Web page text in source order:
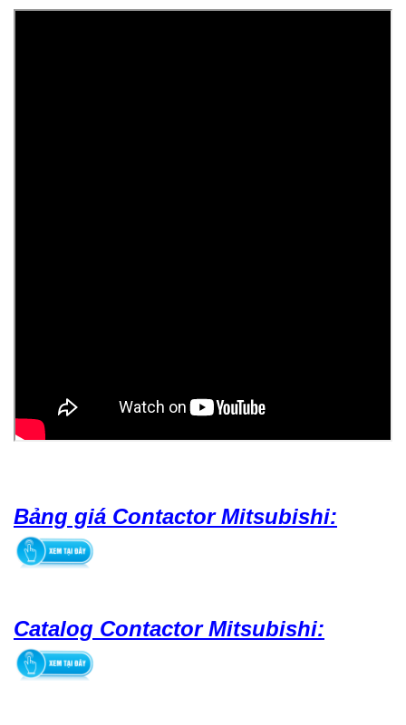
Bảng giá Contactor Mitsubishi:
Catalog Contactor Mitsubishi: